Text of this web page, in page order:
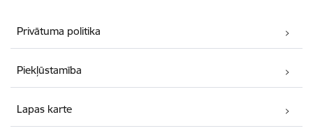
Privātuma politika
Piekļūstamība
Lapas karte